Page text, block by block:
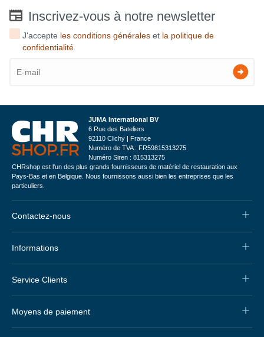
Inscrivez-vous à notre newsletter
J'accepte les conditions générales et la politique de
confidentialité
JUMA International BV
6 Rue des Bateliers
92110 Clichy | France
Numéro de TVA : FR59815313275
Numéro Siren : 815313275
CHRshop est l'un des plus grands fournisseurs de matériel de restauration aux
Pays-Bas et en Belgique. Nous fournissons aussi bien les entreprises que les
particuliers.
Contactez-nous
Informations
Service Clients
Moyens de paiement